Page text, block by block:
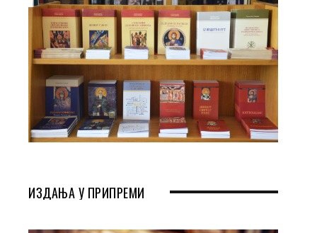
ИЗДАЊА У ПРИПРЕМИ